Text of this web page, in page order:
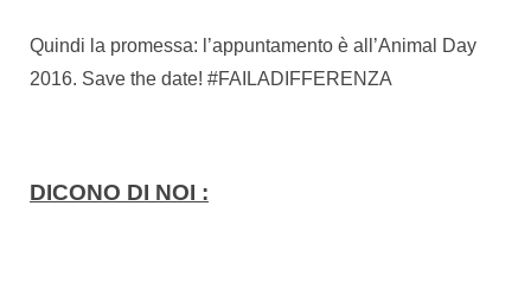
Quindi la promessa: l’appuntamento è all’Animal Day
2016. Save the date! #FAILADIFFERENZA
DICONO DI NOI :